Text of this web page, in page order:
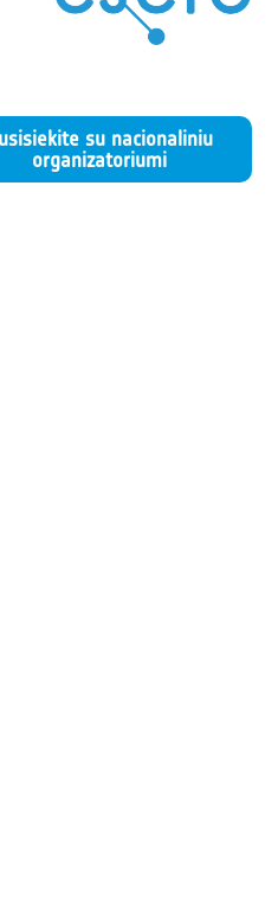
su nacionaliniu
organizatoriumi